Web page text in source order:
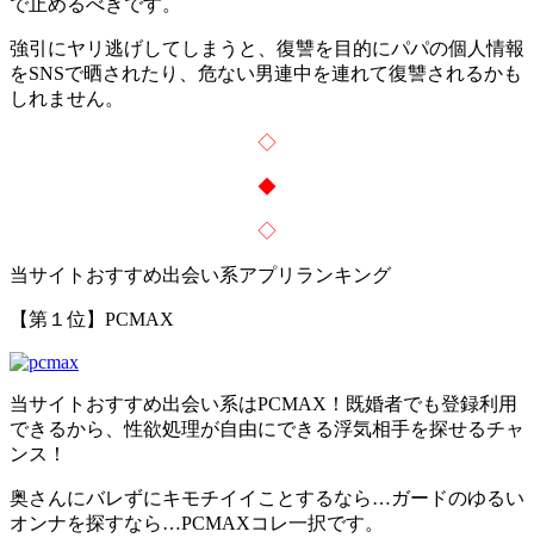
で止めるべき です。
強引にヤリ逃げしてしまうと、復讐を目的にパパの個人情報
をSNSで晒されたり、危ない男連中を連れて復讐されるかも
しれません。
◇
◆
◇
当サイトおすすめ出会い系アプリランキング
【第１位】PCMAX
当サイトおすすめ出会い系はPCMAX！ 既婚者でも登録利用
できるから、性欲処理が自由にできる浮気相手を探せるチャ
ンス！
奥さんにバレずにキモチイイことするなら…ガードのゆるい
オンナを探すなら…PCMAXコレ一択です。